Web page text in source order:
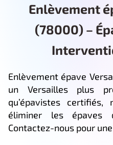
Enlèvement
(78000) –
Enlèvement épave
un Versailles plus
qu’épavistes
éliminer les épaves
Contactez-nous pour